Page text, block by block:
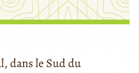
dans le Sud du